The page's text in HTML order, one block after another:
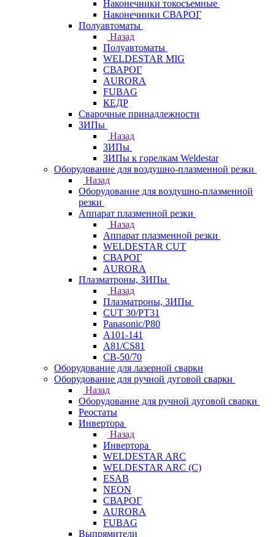
Наконечники токосъемные
Наконечники СВАРОГ
Полуавтоматы
Назад
Полуавтоматы
WELDESTAR MIG
СВАРОГ
AURORA
FUBAG
КЕДР
Сварочные принадлежности
ЗИПы
Назад
ЗИПы
ЗИПы к горелкам Weldestar
Оборудование для воздушно-плазменной резки
Назад
Оборудование для воздушно-плазменной
резки
Аппарат плазменной резки
Назад
Аппарат плазменной резки
WELDESTAR CUT
СВАРОГ
AURORA
Плазматроны, ЗИПы
Назад
Плазматроны, ЗИПы
CUT 30/PT31
Panasonic/P80
А101-141
А81/CS81
СВ-50/70
Оборудование для лазерной сварки
Оборудование для ручной дуговой сварки
Назад
Оборудование для ручной дуговой сварки
Реостаты
Инвертора
Назад
Инвертора
WELDESTAR ARC
WELDESTAR ARC (С)
ESAB
NEON
СВАРОГ
AURORA
FUBAG
Выпрямители